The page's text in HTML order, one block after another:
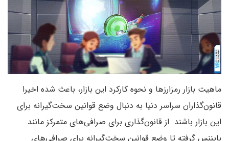
ماهیت بازار رمزارزها و نحوه کارکرد این بازار، باعث شده اخیرا
قانون‌گذاران سراسر دنیا به دنبال وضع قوانین سخت‌گیرانه برای
این بازار باشند. از قانون‌گذاری برای صرافی‌های متمرکز مانند
بایننس گرفته تا وضع قوانین سخت‌گیرانه برای صرافی‌های